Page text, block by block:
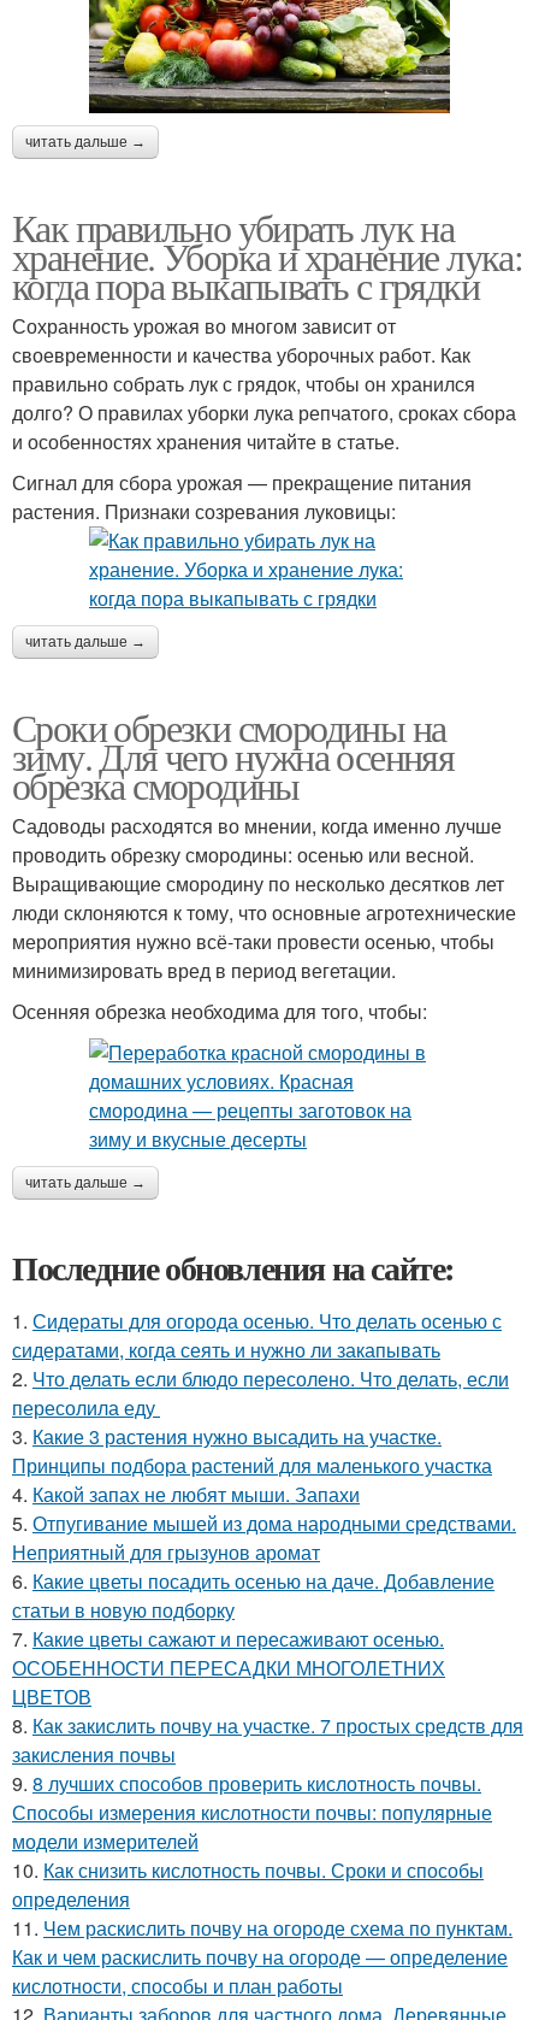
читать дальше →
Как правильно убирать лук на
хранение. Уборка и хранение лука:
когда пора выкапывать с грядки
Сохранность урожая во многом зависит от
своевременности и качества уборочных работ. Как
правильно собрать лук с грядок, чтобы он хранился
долго? О правилах уборки лука репчатого, сроках сбора
и особенностях хранения читайте в статье.
Сигнал для сбора урожая — прекращение питания
растения. Признаки созревания луковицы:
читать дальше →
Сроки обрезки смородины на
зиму. Для чего нужна осенняя
обрезка смородины
Садоводы расходятся во мнении, когда именно лучше
проводить обрезку смородины: осенью или весной.
Выращивающие смородину по несколько десятков лет
люди склоняются к тому, что основные агротехнические
мероприятия нужно всё-таки провести осенью, чтобы
минимизировать вред в период вегетации.
Осенняя обрезка необходима для того, чтобы:
читать дальше →
Последние обновления на сайте:
1. Сидераты для огорода осенью. Что делать осенью с
сидератами, когда сеять и нужно ли закапывать
2. Что делать если блюдо пересолено. Что делать, если
пересолила еду
3. Какие 3 растения нужно высадить на участке.
Принципы подбора растений для маленького участка
4. Какой запах не любят мыши. Запахи
5. Отпугивание мышей из дома народными средствами.
Неприятный для грызунов аромат
6. Какие цветы посадить осенью на даче. Добавление
статьи в новую подборку
7. Какие цветы сажают и пересаживают осенью.
ОСОБЕННОСТИ ПЕРЕСАДКИ МНОГОЛЕТНИХ
ЦВЕТОВ
8. Как закислить почву на участке. 7 простых средств для
закисления почвы
9. 8 лучших способов проверить кислотность почвы.
Способы измерения кислотности почвы: популярные
модели измерителей
10. Как снизить кислотность почвы. Сроки и способы
определения
11. Чем раскислить почву на огороде схема по пунктам.
Как и чем раскислить почву на огороде — определение
кислотности, способы и план работы